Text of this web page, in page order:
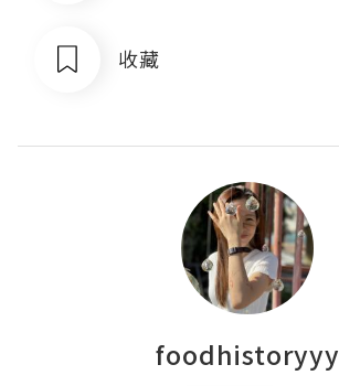
收藏
foodhistoryyy